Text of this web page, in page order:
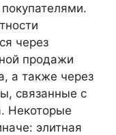
через
продажи
а также через
связанные с
Некоторые
элитная